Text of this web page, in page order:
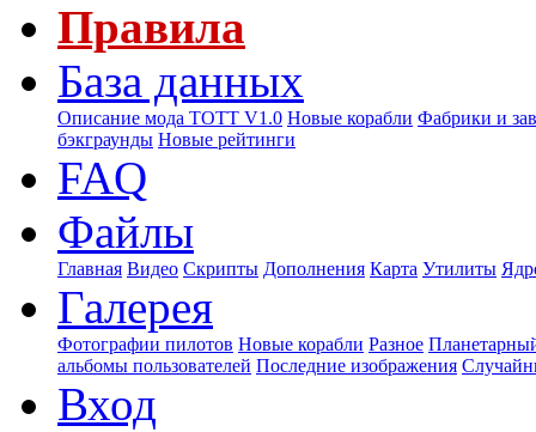
Правила
База данных
Описание мода ТОТТ V1.0 Новые корабли Фабрики и
бэкграунды Новые рейтинги
FAQ
Файлы
Главная Видео Скрипты Дополнения Карта Утилиты
Галерея
Фотографии пилотов Новые корабли Разное
альбомы пользователей Последние изображения
Вход